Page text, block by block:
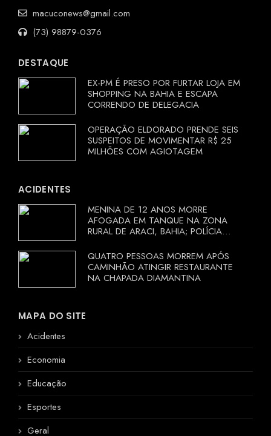
macuconews@gmail.com
(73) 98879-0376
DESTAQUE
EX-PM É PRESO POR FURTAR LOJA EM
SHOPPING NA BAHIA E ESCAPA
CORRENDO DE DELEGACIA
OPERAÇÃO ELDORADO PRENDE SEIS
SUSPEITOS DE MOVIMENTAR R$ 25
MILHÕES COM AGIOTAGEM
ACIDENTES
MENINA DE 12 ANOS MORRE
AFOGADA EM TANQUE NA ZONA
RURAL DE ARACI, BAHIA; POLÍCIA
QUATRO PESSOAS MORREM APÓS
CAMINHÃO ATINGIR RESTAURANTE
NA CHAPADA DIAMANTINA
MAPA DO SITE
Acidentes
Economia
Educação
Esportes
Geral